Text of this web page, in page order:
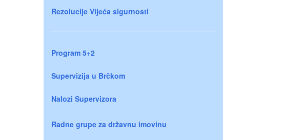
Rezolucije Vijeća sigurnosti
Program 5+2
Supervizija u Brčkom
Nalozi Supervizora
Radne grupe za državnu imovinu